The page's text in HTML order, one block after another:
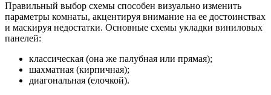
Правильный выбор схемы способен визуально изменить
параметры комнаты, акцентируя внимание на ее достоинствах
и маскируя недостатки. Основные схемы укладки виниловых
панелей:
классическая (она же палубная или прямая);
шахматная (кирпичная);
диагональная (елочкой).